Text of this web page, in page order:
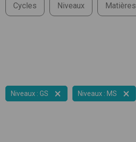
Cycles Niveaux Matières
Niveaux : GS  Niveaux : MS 